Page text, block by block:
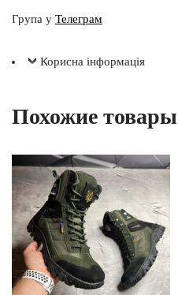
Група у Телеграм
Корисна інформація
Похожие товары